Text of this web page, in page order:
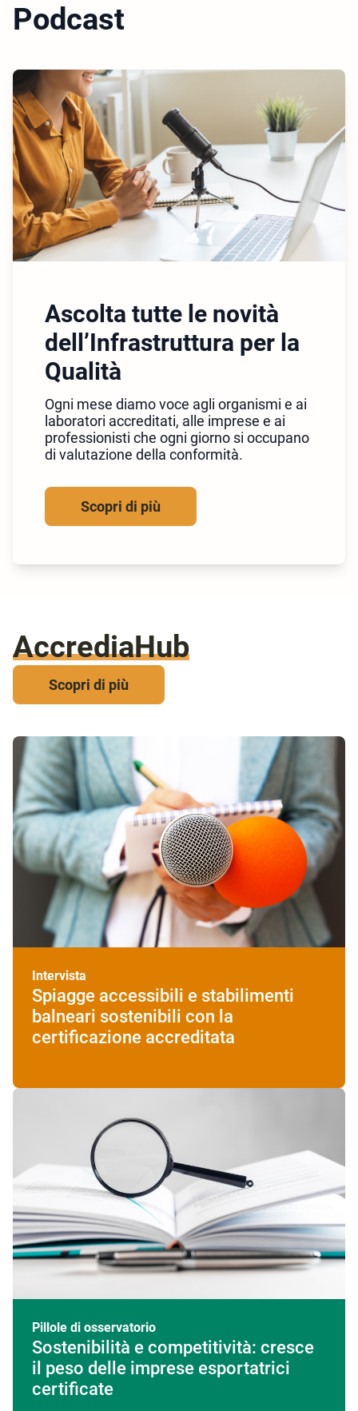
Podcast
Ascolta tutte le novità
dell’Infrastruttura per la
Qualità
Ogni mese diamo voce agli organismi e ai
laboratori accreditati, alle imprese e ai
professionisti che ogni giorno si occupano
di valutazione della conformità.
Scopri di più
AccrediaHub
Scopri di più
Intervista
Spiagge accessibili e stabilimenti
balneari sostenibili con la
certificazione accreditata
Pillole di osservatorio
Sostenibilità e competitività: cresce
il peso delle imprese esportatrici
certificate